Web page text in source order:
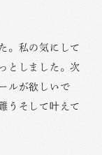
。私の気にして
としました。次
ルが欲しいで
うそして叶えて